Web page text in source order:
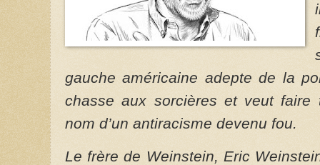
gauche américaine adepte de la
chasse aux sorcières et veut faire
nom d’un antiracisme devenu fou.
Le frère de Weinstein, Eric